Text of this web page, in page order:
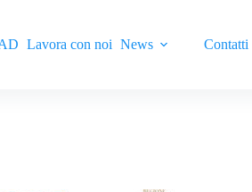
Lavora con noi News Contatti